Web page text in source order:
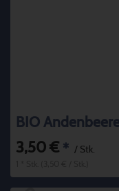
BIO
3,50 € * / Stk.